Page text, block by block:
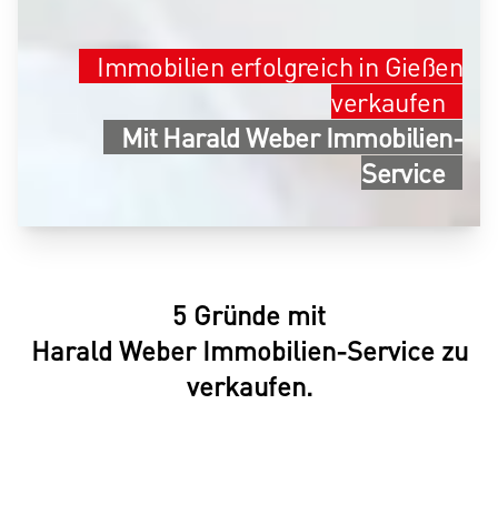
Immobilien erfolgreich in Gießen
verkaufen
Mit Harald Weber Immobilien-
Service
5 Gründe mit
Harald Weber Immobilien-Service zu
verkaufen.